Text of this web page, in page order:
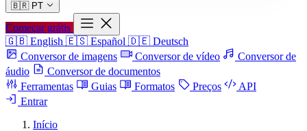
🇧🇷 PT
Começar grátis
🇬🇧 English 🇪🇸 Español 🇩🇪 Deutsch
Conversor de imagens
Conversor de vídeo
Conversor de
áudio
Conversor de documentos
Ferramentas
Guias Formatos Preços
API
Entrar
Início